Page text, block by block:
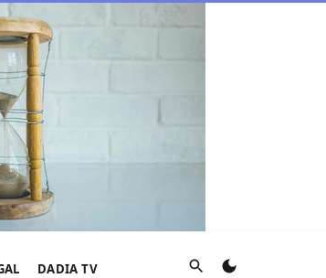
DADIA TV Rechercher